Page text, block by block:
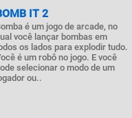
IT 2
é um jogo de arcade, no
você lançar bombas em
os lados para explodir tudo.
é um robô no jogo. E você
selecionar o modo de um
ou..